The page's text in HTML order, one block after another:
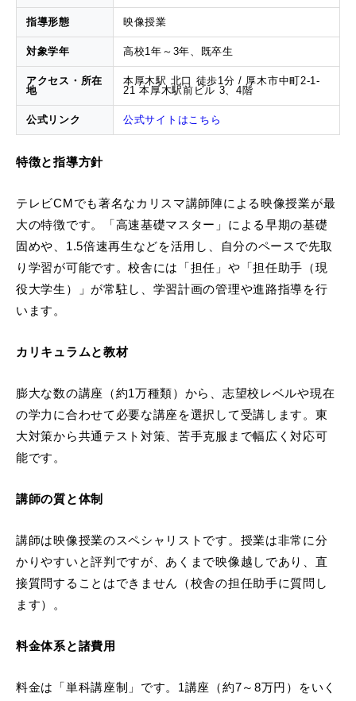
指導形態 映像授業
対象学年 高校1年～3年、既卒生
アクセス・所在
地
本厚木駅 北口 徒歩1分 / 厚木市中町2-1-
21 本厚木駅前ビル 3、4階
公式リンク 公式サイトはこちら
特徴と指導方針
テレビCMでも著名なカリスマ講師陣による映像授業が最
大の特徴です。「高速基礎マスター」による早期の基礎
固めや、1.5倍速再生などを活用し、自分のペースで先取
り学習が可能です。校舎には「担任」や「担任助手（現
役大学生）」が常駐し、学習計画の管理や進路指導を行
います。
カリキュラムと教材
膨大な数の講座（約1万種類）から、志望校レベルや現在
の学力に合わせて必要な講座を選択して受講します。東
大対策から共通テスト対策、苦手克服まで幅広く対応可
能です。
講師の質と体制
講師は映像授業のスペシャリストです。授業は非常に分
かりやすいと評判ですが、あくまで映像越しであり、直
接質問することはできません（校舎の担任助手に質問し
ます）。
料金体系と諸費用
料金は「単科講座制」です。1講座（約7～8万円）をいく